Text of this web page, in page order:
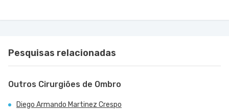
Pesquisas relacionadas
Outros Cirurgiões de Ombro
Diego Armando Martinez Crespo